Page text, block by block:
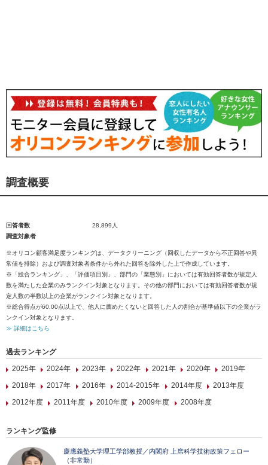
調査概要
回答者数
28,899人
調査対象者
※オリコン顧客満足度ランキングは、データクリーニング（回収したデータから不正回答や異
常値を排除）および調査対象者条件から外れた回答を除外した上で作成しています。
※「総合ランキング」、「評価項目別」、部門の「業態別」においては有効回答者数が規定人
数を満たした企業のみランクイン対象となります。その他の部門においては有効回答者数が規
定人数の半数以上の企業がランクイン対象となります。
※総合得点が60.00点以上で、他人に薦めたくないと回答した人の割合が基準値以下の企業がラ
ンクイン対象となります。
≫ 詳細はこちら
過去ランキング
2025年
2024年 2023年 2022年 2021年 2020年
2019年
2018年
2017年 2016年 2014-2015年 2014年度
2013年度
2012年度
2011年度 2010年度 2009年度 2008年度
ランキング監修
慶應義塾大学理工学部教授／内閣府 上席科学技術政策フェロー
（非常勤）